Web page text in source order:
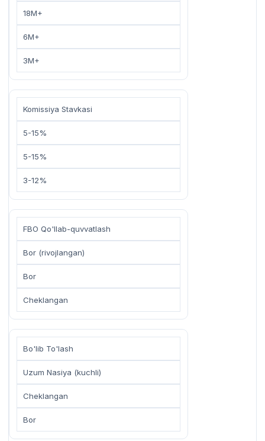
18M+
6M+
3M+
Komissiya Stavkasi
5-15%
5-15%
3-12%
FBO Qo'llab-quvvatlash
Bor (rivojlangan)
Bor
Cheklangan
Bo'lib To'lash
Uzum Nasiya (kuchli)
Cheklangan
Bor